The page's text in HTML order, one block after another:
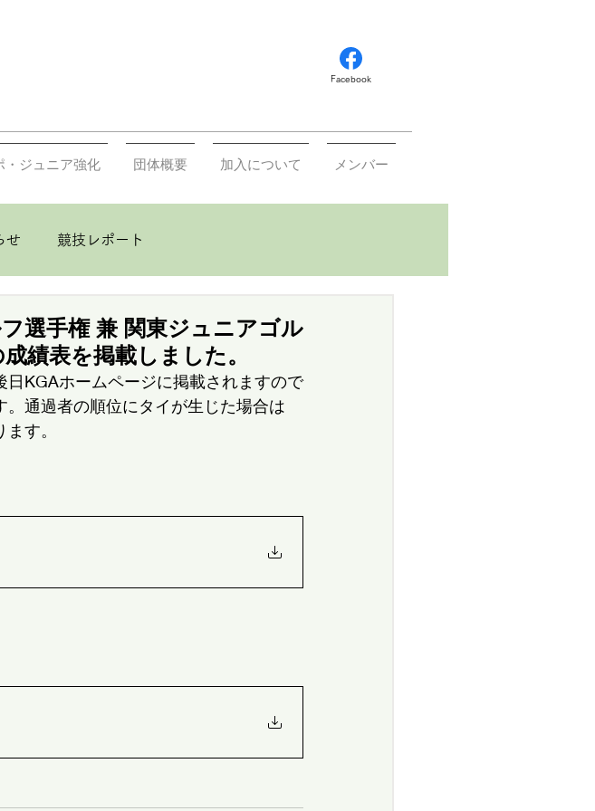
Facebook
・ジュニア強化 団体概要 加入について メンバー
せ 競技レポート
選手権 兼 関東ジュニアゴル
績表を掲載しました。
KGAホームページに掲載されますので
通過者の順位にタイが生じた場合は
す。